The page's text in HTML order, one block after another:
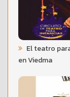
El teatro
en Viedma